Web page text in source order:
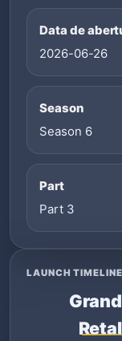
Data de
2026-06-26
Season
Season 6
Part
Part 3
LAUNCH TIMELINE